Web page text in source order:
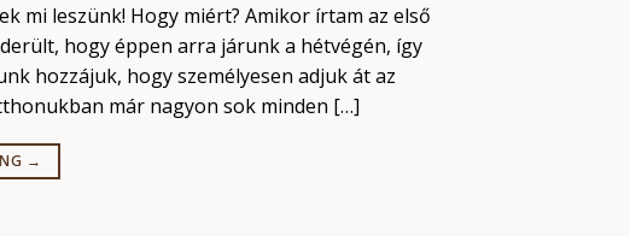
mi leszünk! Hogy miért? Amikor írtam az első
hogy éppen arra járunk a hétvégén, így
hozzájuk, hogy személyesen adjuk át az
már nagyon sok minden […]
→